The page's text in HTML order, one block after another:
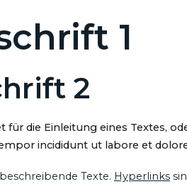
1
2
für die Einleitung eines Textes,
incididunt ut labore et
Texte. Hyperlinks